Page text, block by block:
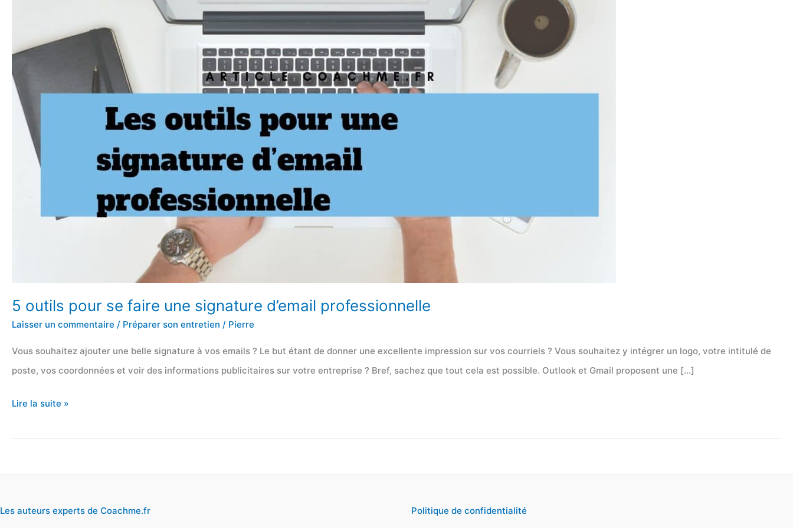
5 outils pour se faire une signature d’email professionnelle
Laisser un commentaire / Préparer son entretien / Pierre
Vous souhaitez ajouter une belle signature à vos emails ? Le but étant de donner une excellente impression sur vos courriels ? Vous souhaitez y intégrer un logo, votre intitulé de
poste, vos coordonnées et voir des informations publicitaires sur votre entreprise ? Bref, sachez que tout cela est possible. Outlook et Gmail proposent une […]
5
pour
Lire la suite »
Les auteurs experts de Coachme.fr Politique de confidentialité